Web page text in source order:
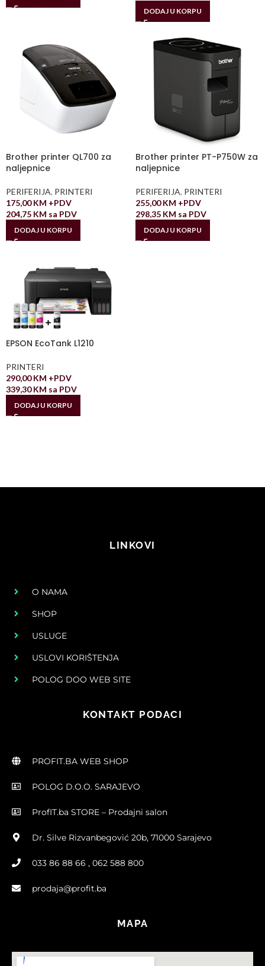
DODAJ U KORPU
Brother printer QL700 za
naljepnice
PERIFERIJA, PRINTERI
175,00KM +PDV
204,75 KM sa PDV
DODAJ U KORPU
Brother printer PT-P750W za
naljepnice
PERIFERIJA, PRINTERI
255,00KM +PDV
298,35 KM sa PDV
DODAJ U KORPU
EPSON EcoTank L1210
PRINTERI
290,00KM +PDV
339,30KM sa PDV
DODAJ U KORPU
LINKOVI
O NAMA
SHOP
USLUGE
USLOVI KORIŠTENJA
POLOG DOO WEB SITE
KONTAKT PODACI
PROFIT.BA WEB SHOP
POLOG D.O.O. SARAJEVO
ProfIT.ba STORE – Prodajni salon
Dr. Silve Rizvanbegović 20b, 71000 Sarajevo
033 86 88 66 , 062 588 800
prodaja@profit.ba
MAPA